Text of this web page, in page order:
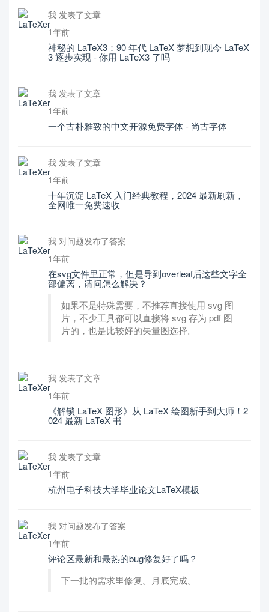
我 发表了文章
1年前
神秘的 LaTeX3：90 年代 LaTeX 梦想到现今 LaTeX
3 逐步实现 - 你用 LaTeX3 了吗
我 发表了文章
1年前
一个古朴雅致的中文开源免费字体 - 尚古字体
我 发表了文章
1年前
十年沉淀 LaTeX 入门经典教程，2024 最新刷新，
全网唯一免费速收
我 对问题发布了答案
1年前
在svg文件里正常，但是导到overleaf后这些文字全
部偏离，请问怎么解决？
如果不是特殊需要，不推荐直接使用 svg 图
片，不少工具都可以直接将 svg 存为 pdf 图
片的，也是比较好的矢量图选择。
我 发表了文章
1年前
《解锁 LaTeX 图形》从 LaTeX 绘图新手到大师！2
024 最新 LaTeX 书
我 发表了文章
1年前
杭州电子科技大学毕业论文LaTeX模板
我 对问题发布了答案
1年前
评论区最新和最热的bug修复好了吗？
下一批的需求里修复。月底完成。